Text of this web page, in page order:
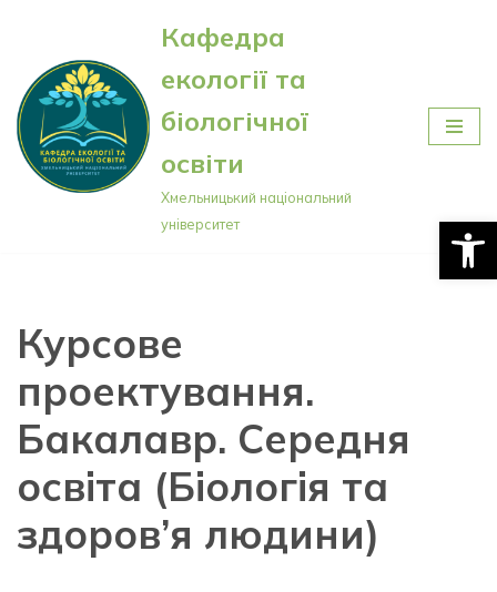
Перейти
до
вмісту
Кафедра
екології та
біологічної
освіти
Хмельницький національний
університет
Курсове
проектування.
Бакалавр. Середня
освіта (Біологія та
здоров’я людини)